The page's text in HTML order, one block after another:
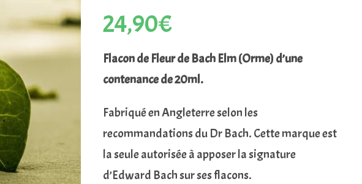
24,90€
Flacon de Fleur de Bach Elm (Orme) d’une
contenance de 20ml.
Fabriqué en Angleterre selon les
recommandations du Dr Bach. Cette marque est
la seule autorisée à apposer la signature
d’Edward Bach sur ses flacons.